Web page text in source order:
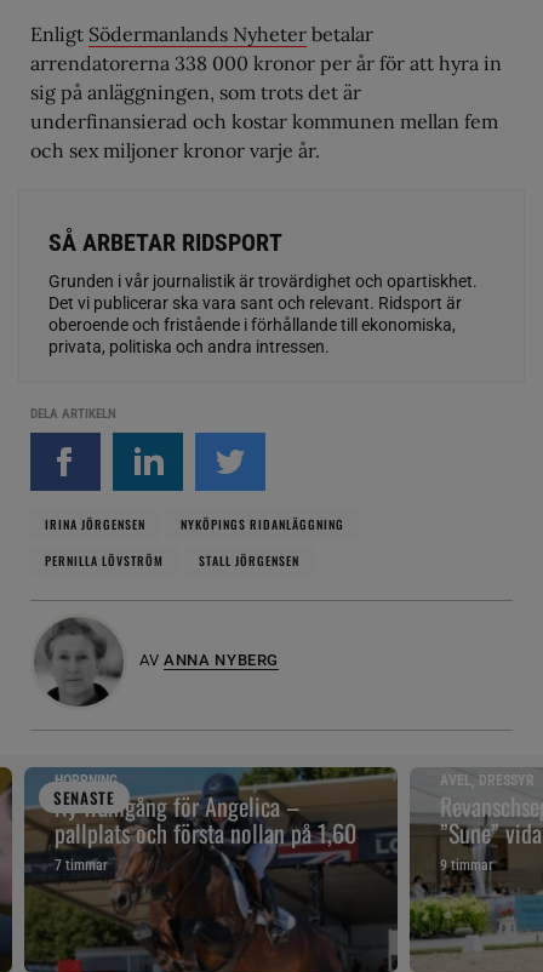
Enligt Södermanlands Nyheter betalar
arrendatorerna 338 000 kronor per år för att hyra in
sig på anläggningen, som trots det är
underfinansierad och kostar kommunen mellan fem
och sex miljoner kronor varje år.
SÅ ARBETAR RIDSPORT
Grunden i vår journalistik är trovärdighet och opartiskhet.
Det vi publicerar ska vara sant och relevant. Ridsport är
oberoende och fristående i förhållande till ekonomiska,
privata, politiska och andra intressen.
DELA ARTIKELN
IRINA JÖRGENSEN
NYKÖPINGS RIDANLÄGGNING
PERNILLA LÖVSTRÖM
STALL JÖRGENSEN
AV ANNA NYBERG
SENASTE
HOPPNING
Ny framgång för Angelica –
pallplats och första nollan på 1,60
7 timmar
AVEL, DRESSYR
”Sune”
9 timmar